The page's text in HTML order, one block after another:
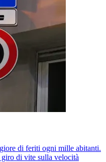
di feriti ogni mille abitanti.
di vite sulla velocità